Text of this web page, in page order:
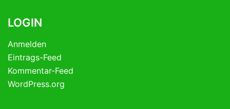
LOGIN
Anmelden
Eintrags-Feed
Kommentar-Feed
WordPress.org